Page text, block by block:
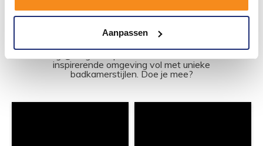
Aanpassen
#mijndroombadkamer
Wij geloven in de kracht van delen. Deel jouw
badkamer op Instagram met #mijndroombadkamer
inspirerende omgeving vol met unieke
badkamerstijlen. Doe je mee?